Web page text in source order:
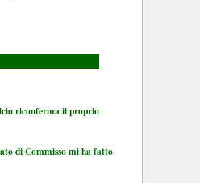
riconferma il proprio
di Commisso mi ha fatto